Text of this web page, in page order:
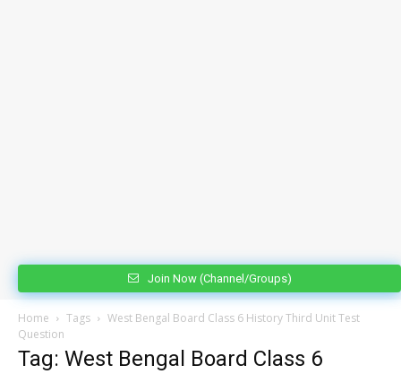
Join Now (Channel/Groups)
Home Tags
West Bengal Board Class 6 History Third Unit Test
Question
Tag: West Bengal Board Class 6